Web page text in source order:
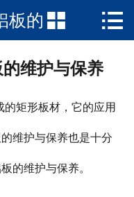
 网站首页
板的  
维护与保养
矩形板材，它的应用
维护与保养也是十分
的维护与保养。